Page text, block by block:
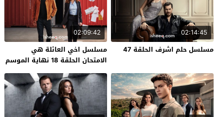
02:14:45
مسلسل حلم اشرف الحلقة 47
02:09:42
مسلسل اخي العائلة هي
الامتحان الحلقة 18 نهاية الموسم